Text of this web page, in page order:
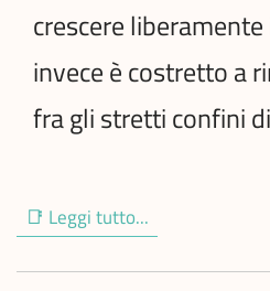
crescere
invece è costretto a
fra gli stretti confini
📑 Leggi tutto...